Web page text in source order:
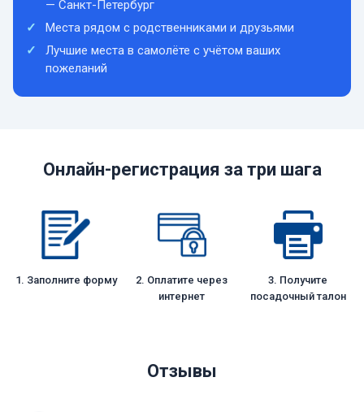
— Санкт-Петербург
Места рядом с родственниками и друзьями
Лучшие места в самолёте с учётом ваших
пожеланий
Онлайн-регистрация за три шага
1. Заполните форму
2. Оплатите через
интернет
3. Получите
посадочный талон
Отзывы